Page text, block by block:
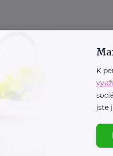
K
jste